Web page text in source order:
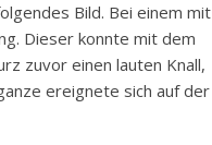
Bild. Bei einem mit
Dieser konnte mit dem
zuvor einen lauten Knall,
ereignete sich auf der